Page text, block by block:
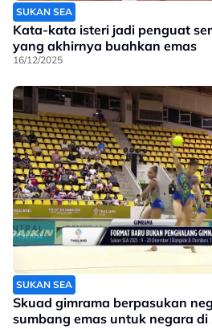
SUKAN SEA
Kata-kata isteri jadi penguat
yang akhirnya buahkan emas
16/12/2025
SUKAN SEA
Skuad gimrama berpasukan
sumbang emas untuk negara di